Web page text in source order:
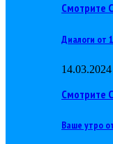
Смотрите
Диалоги от
14.03.2024
Смотрите
Ваше утро